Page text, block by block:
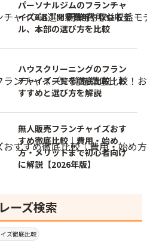
パーソナルジムのフランチャ
イズ6選！開業費用や収益モデ
ル、本部の選び方を比較
ハウスクリーニングのフラン
チャイズ一覧を徹底比較！お
すすめと選び方を解説
無人販売フランチャイズおす
すめ徹底比較｜費用・始め
方・メリットまで初心者向け
に解説【2026年版】
ーズ検索
ズ徹底比較